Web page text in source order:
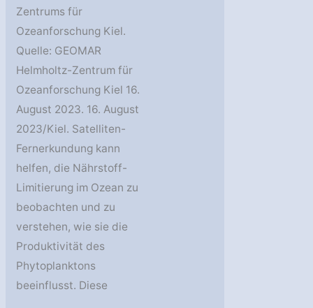
Zentrums für
Ozeanforschung Kiel.
Quelle: GEOMAR
Helmholtz-Zentrum für
Ozeanforschung Kiel 16.
August 2023. 16. August
2023/Kiel. Satelliten-
Fernerkundung kann
helfen, die Nährstoff-
Limitierung im Ozean zu
beobachten und zu
verstehen, wie sie die
Produktivität des
Phytoplanktons
beeinflusst. Diese